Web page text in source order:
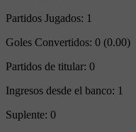
Partidos Jugados: 1
Goles Convertidos: 0 (0.00)
Partidos de titular: 0
Ingresos desde el banco: 1
Suplente: 0